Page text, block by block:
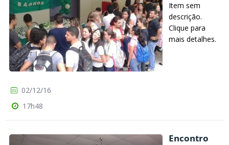
Item sem
descrição.
Clique para
mais detalhes.
02/12/16
17h48
Encontro